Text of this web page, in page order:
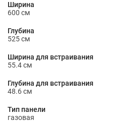
Ширина
600 см
Глубина
525 см
Ширина для встраивания
55.4 см
Глубина для встраивания
48.6 см
Тип панели
газовая